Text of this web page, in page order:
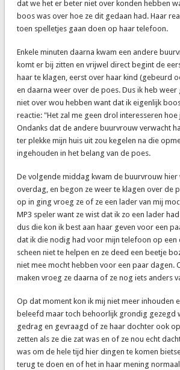
dat we het er beter niet over konden hebben
boos was over hoe ze dit gedaan had. Haar
toen spelletjes gaan doen op haar telefoon.
Enkele minuten daarna kwam een andere
komt er bij zitten en vrijwel direct begint de
haar te klagen, eerst over haar kind (gebeurd
en daarna weer over de poes. Dus ik heb
niet over wou hebben want dat ik eigenlijk
reactie: "Het zal me geen drol interesseren
Ondanks dat de andere buurvrouw verwacht
ter plekke mijn huis uit zou kegelen na die
ingehouden in het belang van de poes.
De volgende middag kwam de buurvrouw hier
overdag, en begon ze weer te klagen over de
op in ging vroeg ze of ze een lader van mij
MP3 speler want ze wist dat ik zo een lader
dus die kon ik best aan haar geven voor een
dat ik die nodig had voor mijn telefoon op een
scheen niet te helpen en ze deed een beetje
niet mee mocht hebben voor een paar dagen.
maken vroeg ze daarna of ze nog iets anders
Op dat moment kon ik mij niet meer inhouden
beleefd maar toch behoorlijk grondig gezegd
gedrag en gevraagd of ze haar dochter ook
zetten als ze die zat was en of ze nou echt
was om de hele tijd hier dingen te komen
terug te doen en of het in haar mening